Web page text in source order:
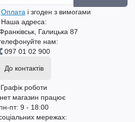
Оплата і згоден з вимогами
Наша адреса:
Галицька 87
нам:
097 01 02 900
До контактів
Графік роботи
магазин працює
пн-пт: 9 - 18:00
мережах: